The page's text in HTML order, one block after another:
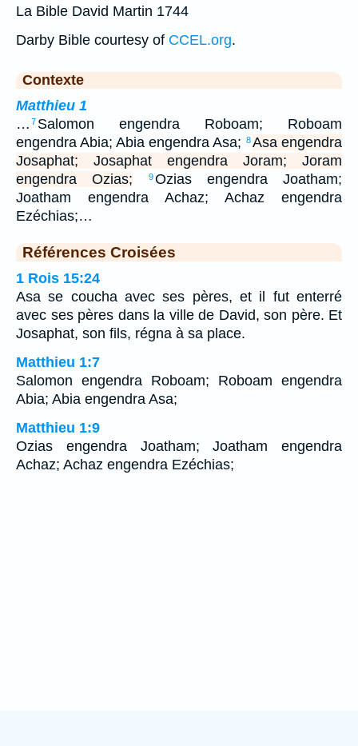
La Bible David Martin 1744
Darby Bible courtesy of CCEL.org.
Contexte
Matthieu 1
… 7 Salomon engendra Roboam; Roboam
engendra Abia; Abia engendra Asa; 8Asa engendra
Josaphat; Josaphat engendra Joram; Joram
engendra Ozias;
9Ozias engendra Joatham;
Joatham engendra Achaz; Achaz engendra
Ezéchias;…
Références Croisées
1 Rois 15:24
Asa se coucha avec ses pères, et il fut enterré
avec ses pères dans la ville de David, son père. Et
Josaphat, son fils, régna à sa place.
Matthieu 1:7
Salomon engendra Roboam; Roboam engendra
Abia; Abia engendra Asa;
Matthieu 1:9
Ozias engendra Joatham; Joatham engendra
Achaz; Achaz engendra Ezéchias;